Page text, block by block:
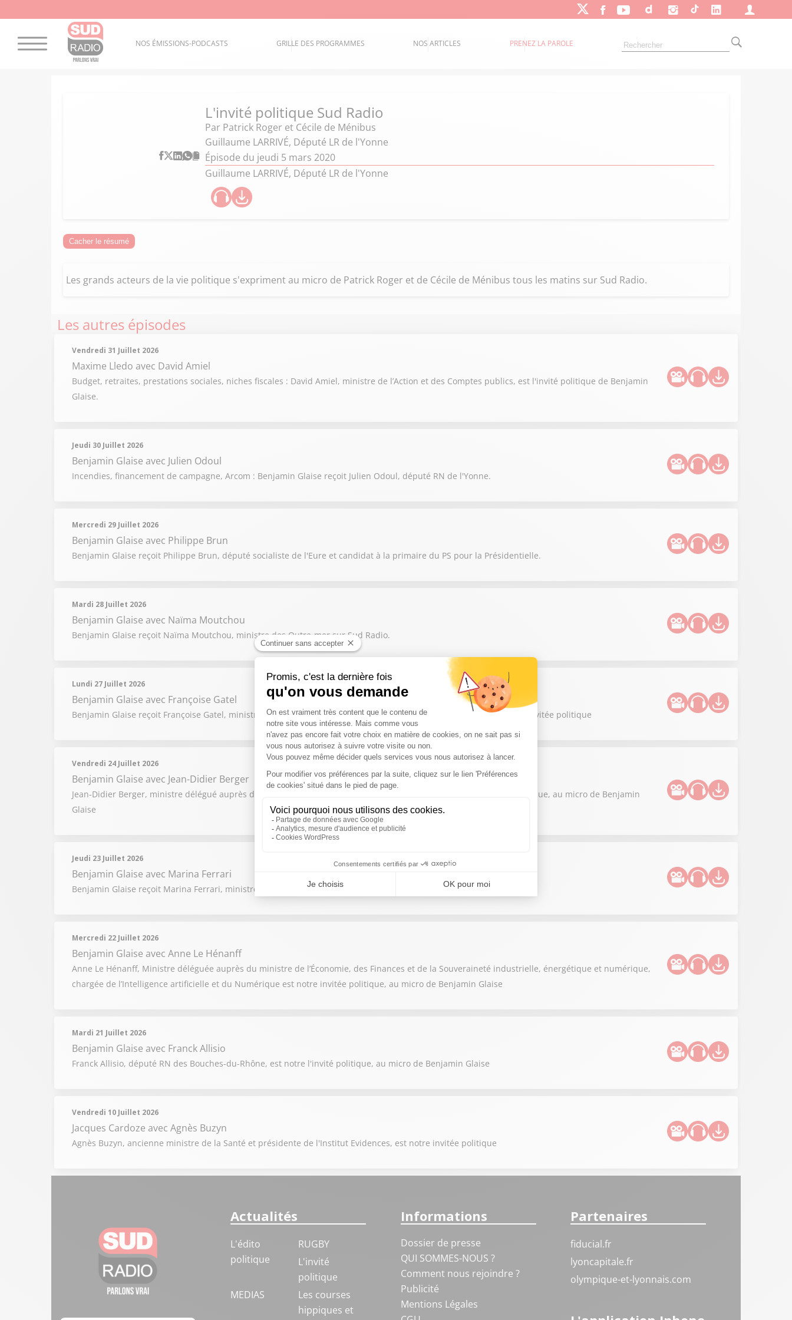
NOS ÉMISSIONS-PODCASTS GRILLE DES PROGRAMMES NOS ARTICLES PRENEZ LA PAROLE
L'invité politique Sud Radio
Par Patrick Roger et Cécile de Ménibus
Guillaume LARRIVÉ, Député LR de l'Yonne
Épisode du jeudi 5 mars 2020
Guillaume LARRIVÉ, Député LR de l'Yonne
Cacher le résumé
Les grands acteurs de la vie politique s'expriment au micro de Patrick Roger et de Cécile de Ménibus tous les matins sur Sud Radio.
Les autres épisodes
Vendredi 31 Juillet 2026
Maxime Lledo avec David Amiel
Budget, retraites, prestations sociales, niches fiscales : David Amiel, ministre de l’Action et des Comptes publics, est l'invité politique de Benjamin
Glaise.
Jeudi 30 Juillet 2026
Benjamin Glaise avec Julien Odoul
Incendies, financement de campagne, Arcom : Benjamin Glaise reçoit Julien Odoul, député RN de l'Yonne.
Mercredi 29 Juillet 2026
Benjamin Glaise avec Philippe Brun
Benjamin Glaise reçoit Philippe Brun, député socialiste de l'Eure et candidat à la primaire du PS pour la Présidentielle.
Mardi 28 Juillet 2026
Benjamin Glaise avec Naïma Moutchou
Benjamin Glaise reçoit Naïma Moutchou, ministre des Outre-mer sur Sud Radio.
Lundi 27 Juillet 2026
Benjamin Glaise avec Françoise Gatel
Benjamin Glaise reçoit Françoise Gatel, ministre de l’Aménagement du territoire et de la Décentralisation est notre invitée politique
Vendredi 24 Juillet 2026
Benjamin Glaise avec Jean-Didier Berger
Jean-Didier Berger, ministre délégué auprès du ministre de l'Intérieur est notre invité politique est notre invité politique, au micro de Benjamin
Glaise
Jeudi 23 Juillet 2026
Benjamin Glaise avec Marina Ferrari
Benjamin Glaise reçoit Marina Ferrari, ministre des Sports, de la Jeunesse et de la Vie associative.
Mercredi 22 Juillet 2026
Benjamin Glaise avec Anne Le Hénanff
Anne Le Hénanff, Ministre déléguée auprès du ministre de l’Économie, des Finances et de la Souveraineté industrielle, énergétique et numérique,
chargée de l’Intelligence artificielle et du Numérique est notre invitée politique, au micro de Benjamin Glaise
Mardi 21 Juillet 2026
Benjamin Glaise avec Franck Allisio
Franck Allisio, député RN des Bouches-du-Rhône, est notre l'invité politique, au micro de Benjamin Glaise
Vendredi 10 Juillet 2026
Jacques Cardoze avec Agnès Buzyn
Agnès Buzyn, ancienne ministre de la Santé et présidente de l'Institut Evidences, est notre invitée politique
Actualités
L'édito
politique
RUGBY
L'invité
politique
MEDIAS
Les courses
hippiques et
Informations
Dossier de presse
QUI SOMMES-NOUS ?
Comment nous rejoindre ?
Publicité
Mentions Légales
Partenaires
fiducial.fr
lyoncapitale.fr
olympique-et-lyonnais.com